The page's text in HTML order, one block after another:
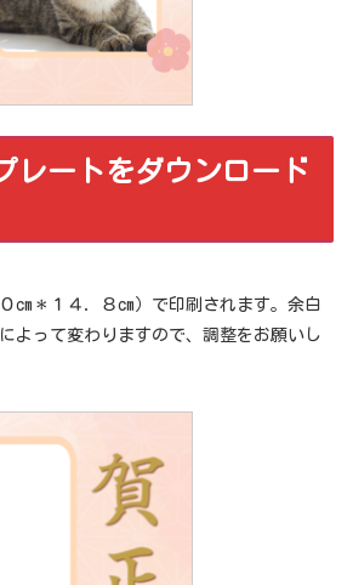
レートをダウンロード
cm＊１４．８cm）で印刷されます。余白
よって変わりますので、調整をお願いし